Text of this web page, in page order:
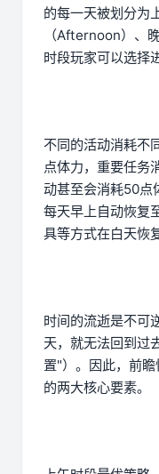
的每一天被划分为
（Afternoon）、
时段玩家可以选择
不同的活动消耗不
点体力，重要任务
动甚至会消耗50点
每天早上自动恢复
具等方式在白天恢
时间的流逝是不可
天，就无法回到过
置"）。因此，前
的两大核心要素。